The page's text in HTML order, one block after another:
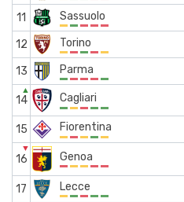
11
Sassuolo
12
Torino
13
Parma
14
▲
Cagliari
15 Fiorentina
16
▼
Genoa
17 Lecce